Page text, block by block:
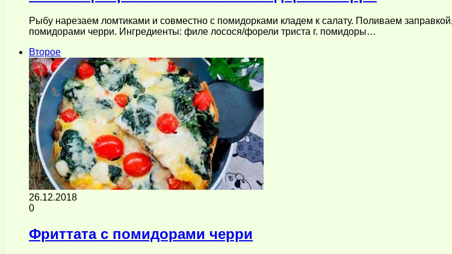
Рыбу нарезаем ломтиками и совместно с помидорками кладем к салату. Поливаем
помидорами черри. Ингредиенты: филе лосося/форели триста г. помидоры…
Второе
26.12.2018
0
Фриттата с помидорами черри